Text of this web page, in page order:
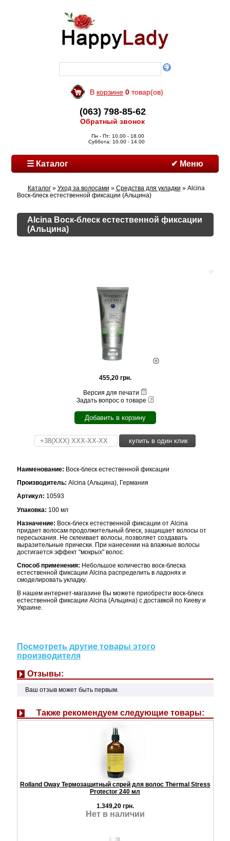
В корзине 0 товар(ов)
(063) 798-85-62
Обратный звонок
Пн - Пт: 10.00 - 18.00
Суббота: 10.00 - 14.00
☰ Каталог ✔ Меню
Каталог» Уход за волосами » Средства для укладки » Alcina
Воск-блеск естественной фиксации (Альцина)
Alcina Воск-блеск естественной фиксации
(Альцина)
455,20 грн.
Версия для печати
Задать вопрос о товаре
Добавить в корзину
купить в один клик
Наименование: Воск-блеск естественной фиксации
Производитель: Alcina (Альцина), Германия
Артикул: 10593
Упаковка: 100 мл
Назначение: Воск-блеск естественной фиксации от Alcina
придает волосам продолжительный блеск, защищает волосы от
пересыхания. Не склеивает волосы, позволяет создавать
выразительные прически. При нанесении на влажные волосы
достигается эффект "мокрых" волос.
Способ применения: Небольшое количество воск-блеска
естественной фиксации Alcina распределить в ладонях и
смоделировать укладку.
В нашем интернет-магазине Вы можете приобрести воск-блеск
естественной фиксации Alcina (Альцина) с доставкой по Киеву и
Украине.
Посмотреть другие товары этого
производителя
Отзывы:
Ваш отзыв может быть первым.
Также рекомендуем следующие товары:
Rolland Oway Термозащитный спрей для волос Thermal Stress
Protector 240 мл
1.349,20 грн.
Нет в наличии